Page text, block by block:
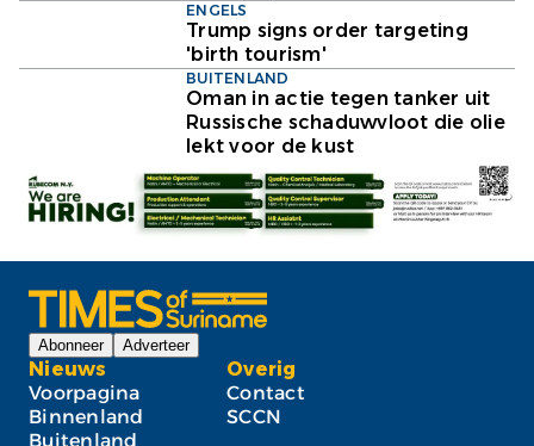
ENGELS
Trump signs order targeting
'birth tourism'
BUITENLAND
Oman in actie tegen tanker uit
Russische schaduwvloot die olie
lekt voor de kust
Abonneer Adverteer
Nieuws
Voorpagina
Binnenland
Buitenland
Overig
Contact
SCCN